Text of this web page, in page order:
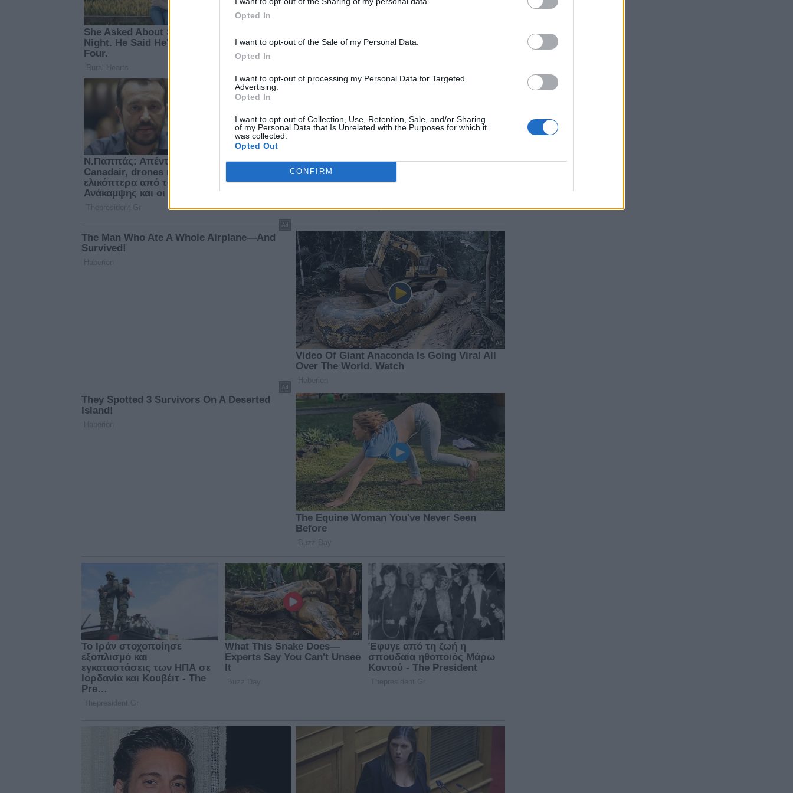
Opted In
I want to opt-out of the Sale of my Personal Data.
Opted In
I want to opt-out of processing my Personal Data for Targeted
Advertising.
Opted In
I want to opt-out of Collection, Use, Retention, Sale, and/or Sharing
of my Personal Data that Is Unrelated with the Purposes for which it
was collected.
Opted Out
CONFIRM